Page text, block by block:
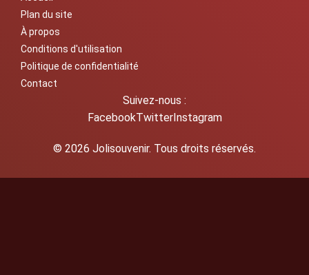
Plan du site
À propos
Conditions d'utilisation
Politique de confidentialité
Contact
Suivez-nous :
FacebookTwitterInstagram
© 2026 Jolisouvenir. Tous droits réservés.